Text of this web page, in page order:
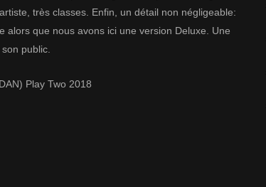
très classes. Enfin, un détail non négligeable:
alors que nous avons ici une version Deluxe. Une
public.
Play Two 2018